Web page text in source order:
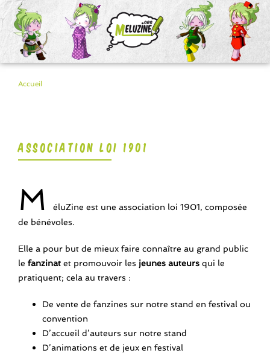
Accueil
ASSOCIATION LOI 1901
M
éluZine est une association loi 1901, composée
de bénévoles.
Elle a pour but de mieux faire connaître au grand public
le fanzinat et promouvoir les jeunes auteurs qui le
pratiquent; cela au travers :
De vente de fanzines sur notre stand en festival ou
convention
D’accueil d’auteurs sur notre stand
D’animations et de jeux en festival